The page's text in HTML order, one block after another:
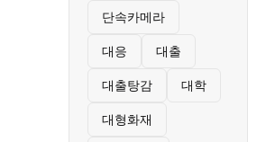
단속카메라
대응 대출
대출탕감 대학
대형화재